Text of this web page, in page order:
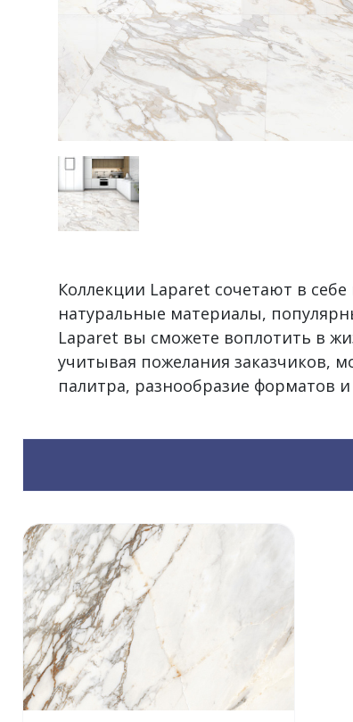
Коллекции Laparet сочетают в
натуральные материалы,
Laparet вы сможете воплотить в
учитывая пожелания заказчиков,
палитра, разнообразие форматов